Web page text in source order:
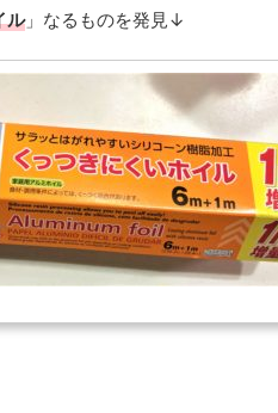
ル」なるものを発見↓